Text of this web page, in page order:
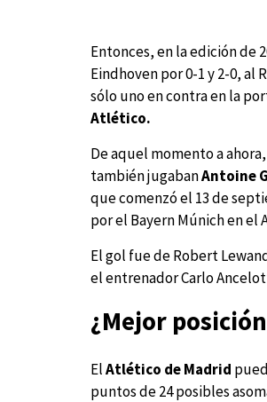
Entonces, en la edición de
Eindhoven por 0-1 y 2-0, al
sólo uno en contra en la
Atlético.
De aquel momento a
también jugabanAntoine
que comenzó el 13 de
por el Bayern Múnich en el
El gol fue de Robert
el entrenador Carlo
¿Mejor
ElAtlético de Madrid
puntos de 24 posibles